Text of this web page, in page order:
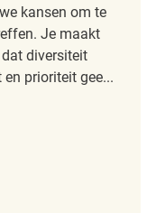
kansen om te
Je maakt
diversiteit
prioriteit gee...